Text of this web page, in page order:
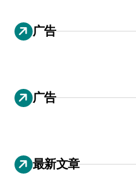
广告
广告
最新文章